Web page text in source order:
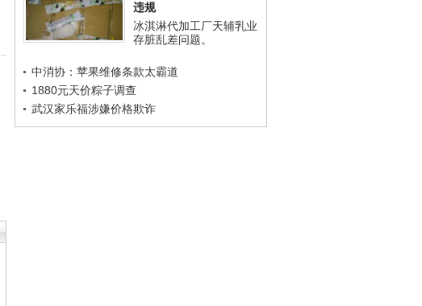
违规
冰淇淋代加工厂天辅乳业
存脏乱差问题。
中消协：苹果维修条款太霸道
1880元天价粽子调查
武汉家乐福涉嫌价格欺诈